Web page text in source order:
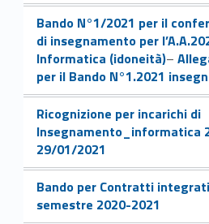
Link identifier #identifier__130816-109
Bando N°1/2021 per il
di insegnamento per
Informatica (idoneità)– Link identifier #identifier__168119-110
per il Bando N°1.2021
Link identifier #identifier__58584-112
Ricognizione per incarichi di
Insegnamento_informatica
29/01/2021
Link identifier #identifier__162897-113
Bando per Contratti
semestre 2020-2021